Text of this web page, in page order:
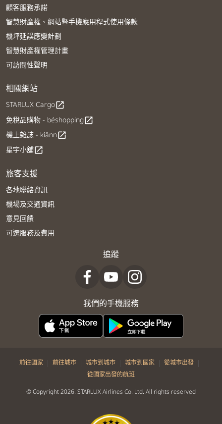
顧客服務承諾
智慧財產權、網站暨手機應用程式使用條款
機坪延誤應變計劃
智慧財產權管理計畫
可訪問性聲明
相關網站
STARLUX Cargoopen_in_new
免稅品購物 - béshoppingopen_in_new
機上雜誌 - kiânnopen_in_new
星宇小舖open_in_new
旅客支援
各地聯絡資訊
機場及交通資訊
意見回饋
可選服務及費用
追蹤
我們的手機服務
前往國家 | 前往城市 | 城市到城市 | 城市到國家 | 從城市出發 |
從國家出發的航班
© Copyright 2026. STARLUX Airlines Co. Ltd. All rights reserved